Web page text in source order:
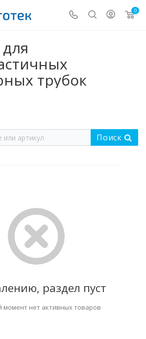
0
трубок
Поиск
раздел пуст
момент нет активных товаров